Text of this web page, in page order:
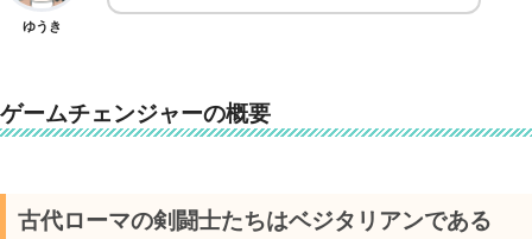
ゆうき
ゲームチェンジャーの概要
古代ローマの剣闘士たちはベジタリアンである